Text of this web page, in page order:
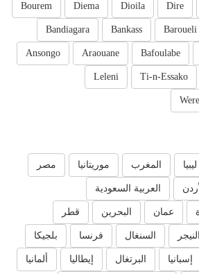
Dire
Dioila
Diema
Bourem
Baroueli
Bankass
Bandiagara
Bafoulabe
Araouane
Ansongo
Ti-n-Essako
Leleni
ليبيا المغرب موريتانيا مصر
العربية السعودية
عمان البحرين قطر
النيجر السنغال فرنسا بلجيكا
إسبانيا البرتغال إيطاليا ألمانيا